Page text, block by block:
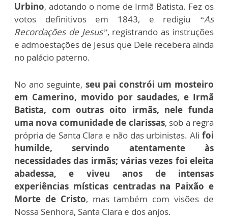
Urbino, adotando o nome de Irmã Batista. Fez os
votos definitivos em 1843, e redigiu “As
Recordações de Jesus”, registrando as instruções
e admoestações de Jesus que Dele recebera ainda
no palácio paterno.
No ano seguinte, seu pai constrói um mosteiro
em Camerino, movido por saudades, e Irmã
Batista, com outras oito irmãs, nele funda
uma nova comunidade de clarissas, sob a regra
própria de Santa Clara e não das urbinistas. Ali foi
humilde, servindo atentamente às
necessidades das irmãs; várias vezes foi eleita
abadessa, e viveu anos de intensas
experiências místicas centradas na Paixão e
Morte de Cristo, mas também com visões de
Nossa Senhora, Santa Clara e dos anjos.